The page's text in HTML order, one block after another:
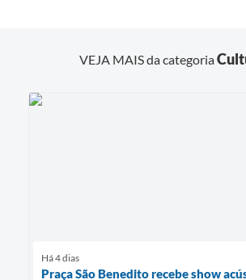
VEJA MAIS da categoria
Há 4 dias
Praça São Benedito recebe show